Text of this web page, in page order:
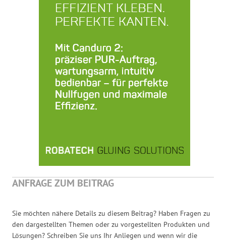
ANFRAGE ZUM BEITRAG
Sie möchten nähere Details zu diesem Beitrag? Haben Fragen zu
den dargestellten Themen oder zu vorgestellten Produkten und
Lösungen? Schreiben Sie uns Ihr Anliegen und wenn wir die